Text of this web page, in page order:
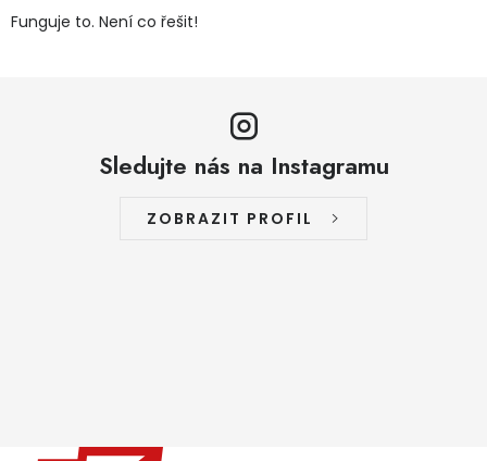
Funguje to. Není co řešit!
Sledujte nás na Instagramu
ZOBRAZIT PROFIL